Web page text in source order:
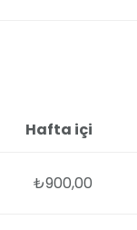
Hafta içi
₺900,00